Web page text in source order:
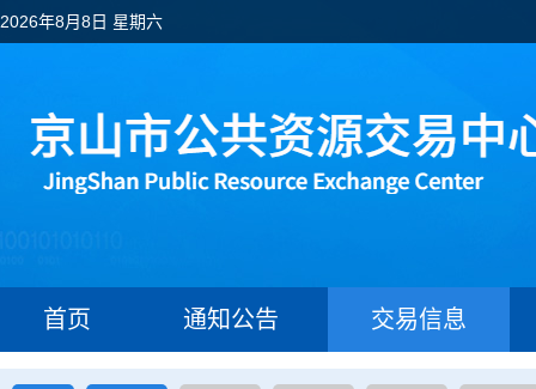
2026年8月8日 星期六
首页 通知公告 交易信息